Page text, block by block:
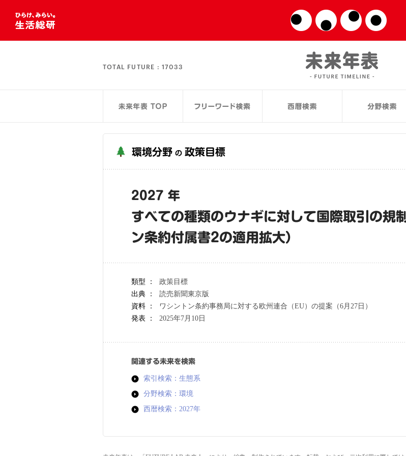
TOTAL FUTURE : 17033
環境分野 の 政策目標
2027 年
すべての種類のウナギに対して国際取引の規
ン条約付属書2の適用拡大）
類型 ：
政策目標
出典 ：
読売新聞東京版
資料 ：
ワシントン条約事務局に対する欧州連合（EU）の提案（6月27日）
発表 ：
2025年7月10日
関連する未来を検索
索引検索：生態系
分野検索：環境
西暦検索：2027年